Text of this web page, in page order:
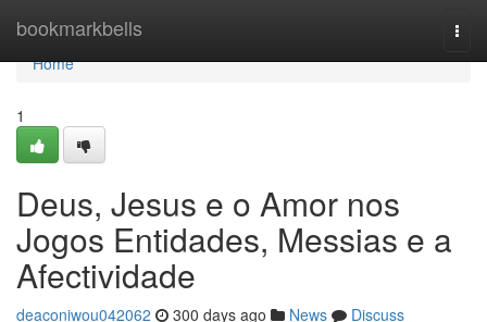
bookmarkbells
Home
Home
1
Deus, Jesus e o Amor nos
Jogos Entidades, Messias e a
Afectividade
deaconiwou042062 300 days ago News
Discuss